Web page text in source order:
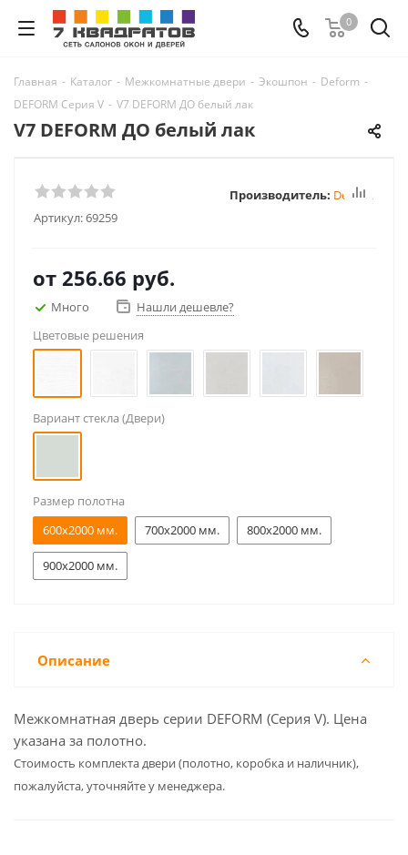
0
Главная - Каталог - Межкомнатные двери - Экошпон - Deform -
DEFORM Серия V - V7 DEFORM ДО белый лак
V7 DEFORM ДО белый лак
Артикул:69259
Производитель: Deform
от 256.66 руб.
Много
Нашли дешевле?
Цветовые решения
Вариант стекла (Двери)
Размер полотна
600x2000 мм.
700x2000 мм. 800x2000 мм.
900x2000 мм.
Описание
Межкомнатная дверь серии DEFORM (Серия V). Цена
указана за полотно.
Cтоимость комплекта двери (полотно, коробка и наличник),
пожалуйста, уточняйте у менеджера.